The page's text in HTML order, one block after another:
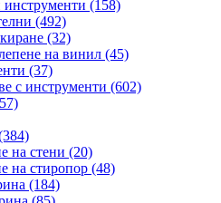
(158)
(492)
(32)
на винил (45)
(37)
с инструменти (602)
на стени (20)
на стиропор (48)
(184)